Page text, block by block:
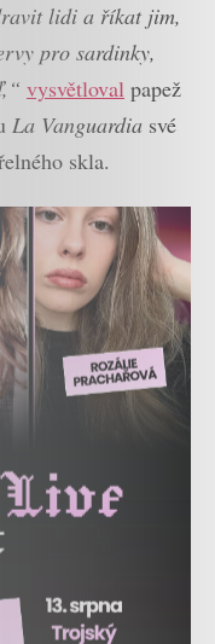
lidi a říkat jim,
pro sardinky,
vysvětloval papež
La Vanguardia své
skla.